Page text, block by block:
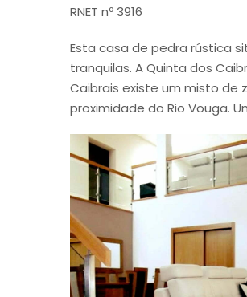
RNET nº 3916
Esta casa de pedra rústica
tranquilas. A Quinta dos
Caibrais existe um misto de
proximidade do Rio Vouga.